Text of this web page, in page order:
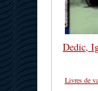
Dedic,
Livres de